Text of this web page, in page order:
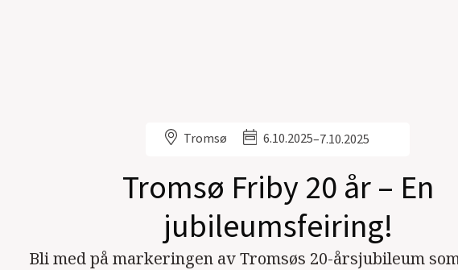
Tromsø 6.10.2025–7.10.2025
Tromsø Friby 20 år – En
jubileumsfeiring!
Bli med på markeringen av Tromsøs 20-årsjubileum